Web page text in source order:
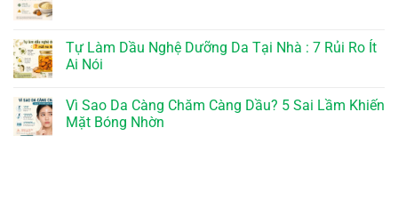
Tự Làm Dầu Nghệ Dưỡng Da Tại Nhà : 7 Rủi Ro Ít
Ai Nói
Vì Sao Da Càng Chăm Càng Dầu? 5 Sai Lầm Khiến
Mặt Bóng Nhờn